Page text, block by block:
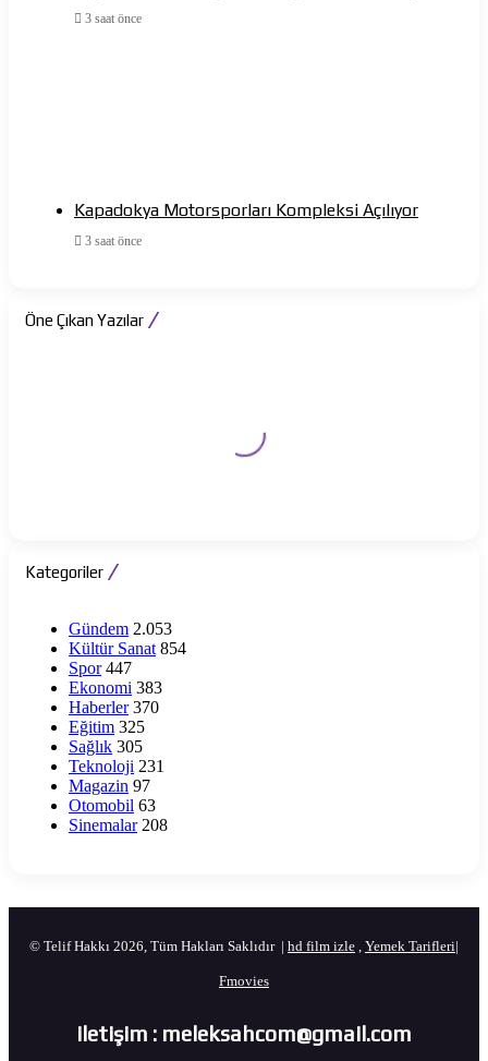
3 saat önce
Kapadokya Motorsporları Kompleksi Açılıyor
3 saat önce
Öne Çıkan Yazılar
Kategoriler
Gündem 2.053
Kültür Sanat 854
Spor 447
Ekonomi 383
Haberler 370
Eğitim 325
Sağlık 305
Teknoloji 231
Magazin 97
Otomobil 63
Sinemalar 208
© Telif Hakkı 2026, Tüm Hakları Saklıdır | hd film izle , Yemek Tarifleri|
Fmovies
iletişim : meleksahcom@gmail.com